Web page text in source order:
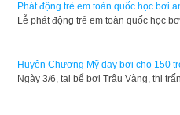
Phát động trẻ em toàn quốc học bơi
Lễ phát động trẻ em toàn quốc học
Huyện Chương Mỹ dạy bơi cho 150
Ngày 3/6, tại bể bơi Trâu Vàng, thị